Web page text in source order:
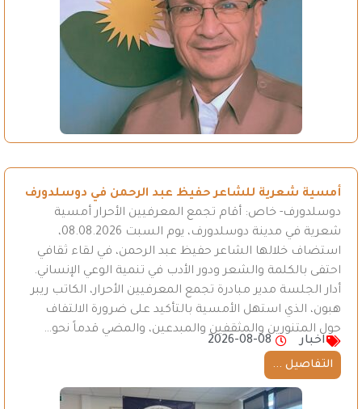
أمسية شعرية للشاعر حفيظ عبد الرحمن في دوسلدورف
دوسلدورف- خاص: أقام تجمع المعرفيين الأحرار أمسية
شعرية في مدينة دوسلدورف، يوم السبت 08.08.2026،
استضاف خلالها الشاعر حفيظ عبد الرحمن، في لقاء ثقافي
احتفى بالكلمة والشعر ودور الأدب في تنمية الوعي الإنساني.
أدار الجلسة مدير مبادرة تجمع المعرفيين الأحرار، الكاتب ريبر
هبون، الذي استهل الأمسية بالتأكيد على ضرورة الالتفاف
حول المتنورين والمثقفين والمبدعين، والمضي قدماً نحو…
اخبار
2026-08-08
التفاصيل ...